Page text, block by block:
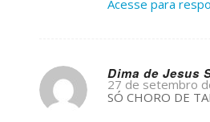
Acesse para
Dima de Jesus
s
ays:
27 de setembro
SÓ CHORO DE